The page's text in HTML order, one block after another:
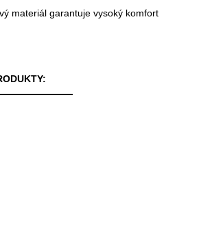
materiál garantuje vysoký komfort